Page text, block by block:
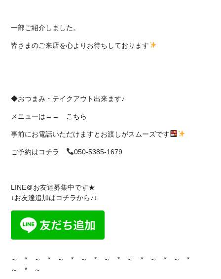
一部ご紹介しました。
皆さまのご来店を心よりお待ちしております
◆おつまみ・テイクアウト出来ます♪
メニューは→→ こちら
事前にお電話いただけますとお渡しがスムーズです
ご予約はコチラ 050-5385-1679
LINE＠お友達募集中です★
↓お友達追加はコチラから♪↓
～ * ～ * ～ * ～ * ～ * ～ * ～ * ～ *
～ * ～